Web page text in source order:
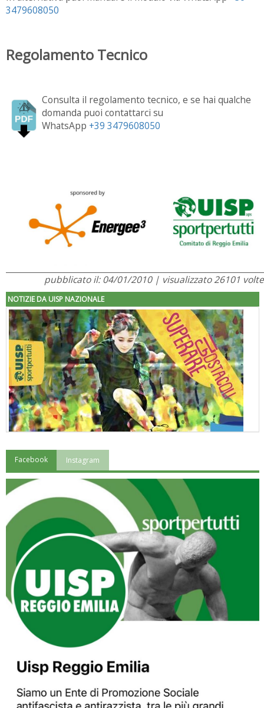
3479608050
Regolamento Tecnico
Consulta il regolamento tecnico, e se hai qualche
domanda puoi contattarci su
WhatsApp +39 3479608050
pubblicato il: 04/01/2010 | visualizzato 26101 volte
NOTIZIE DA UISP NAZIONALE
"Superare gli ostacoli": la relazione di Tiziano Pesce al CN Uisp
Luglio 2026: "Pensando con i piedi, si possono fare le
rivoluzioni"
Facebook Instagram